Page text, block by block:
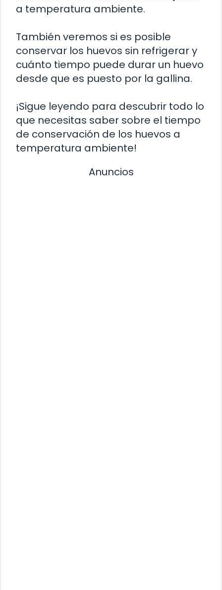
a temperatura ambiente.
También veremos si es posible
conservar los huevos sin refrigerar y
cuánto tiempo puede durar un huevo
desde que es puesto por la gallina.
¡Sigue leyendo para descubrir todo lo
que necesitas saber sobre el tiempo
de conservación de los huevos a
temperatura ambiente!
Anuncios